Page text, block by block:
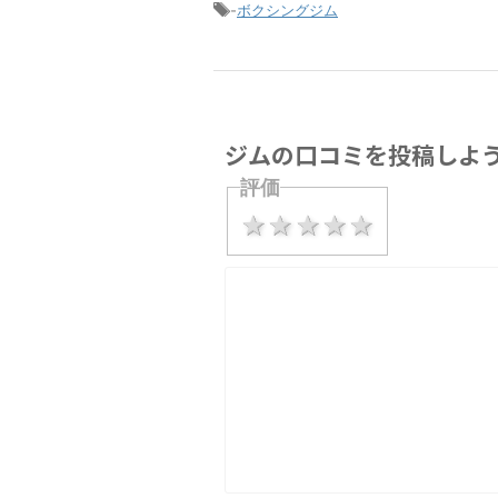
-ボクシングジム
ジムの口コミを投稿しよ
評価
4 stars
3 stars
2 stars
1 star